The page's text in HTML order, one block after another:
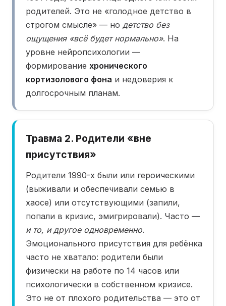
родителей. Это не «голодное детство в
строгом смысле» — но детство без
ощущения «всё будет нормально». На
уровне нейропсихологии —
формирование хронического
кортизолового фона и недоверия к
долгосрочным планам.
Травма 2. Родители «вне
присутствия»
Родители 1990-х были или героическими
(выживали и обеспечивали семью в
хаосе) или отсутствующими (запили,
попали в кризис, эмигрировали). Часто —
и то, и другое одновременно.
Эмоционального присутствия для ребёнка
часто не хватало: родители были
физически на работе по 14 часов или
психологически в собственном кризисе.
Это не от плохого родительства — это от